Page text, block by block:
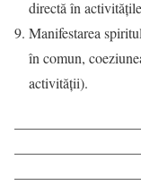
directă în
Manifestarea
în comun,
activităţii).